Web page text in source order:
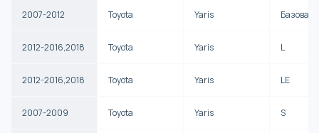
2007-2012 Toyota Yaris Базовая
2012-2016,2018 Toyota Yaris L
2012-2016,2018 Toyota Yaris LE
2007-2009 Toyota Yaris S